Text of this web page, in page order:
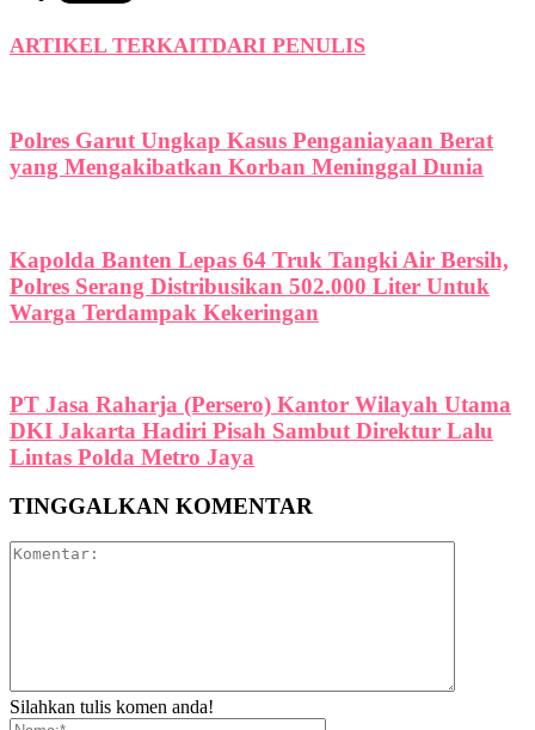
ARTIKEL TERKAITDARI PENULIS
Polres Garut Ungkap Kasus Penganiayaan Berat
yang Mengakibatkan Korban Meninggal Dunia
Kapolda Banten Lepas 64 Truk Tangki Air Bersih,
Polres Serang Distribusikan 502.000 Liter Untuk
Warga Terdampak Kekeringan
PT Jasa Raharja (Persero) Kantor Wilayah Utama
DKI Jakarta Hadiri Pisah Sambut Direktur Lalu
Lintas Polda Metro Jaya
TINGGALKAN KOMENTAR
Silahkan tulis komen anda!